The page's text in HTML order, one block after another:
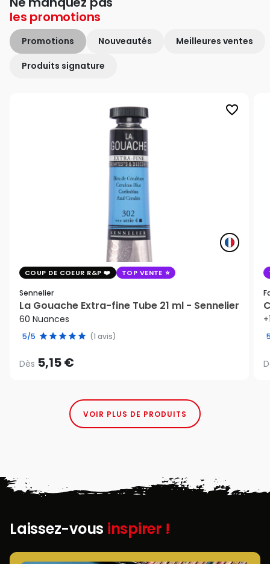
les promotions
Promotions Nouveautés Meilleures ventes
Produits signature
favorite_border
COUP DE COEUR R&P TOP VENTE
Sennelier
La Gouache Extra-fine Tube 21 ml - Sennelier
60 Nuances
5/5 (1 avis)
Dès 5,15 €
VOIR PLUS DE PRODUITS
Laissez-vous inspirer !